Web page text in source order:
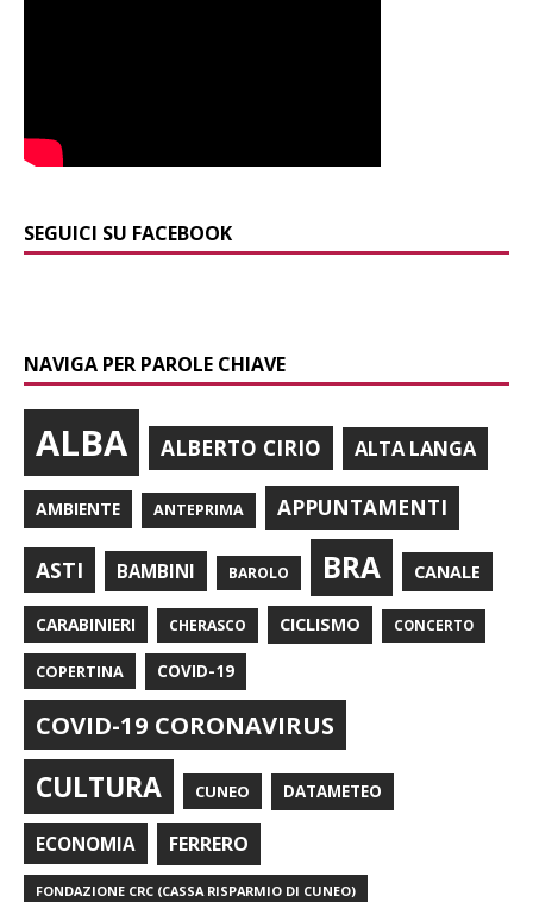
SEGUICI SU FACEBOOK
NAVIGA PER PAROLE CHIAVE
ALBA ALBERTO CIRIO ALTA LANGA
AMBIENTE ANTEPRIMA APPUNTAMENTI
ASTI BAMBINI BAROLO BRA CANALE
CARABINIERI CHERASCO CICLISMO CONCERTO
COPERTINA COVID-19
COVID-19 CORONAVIRUS
CULTURA CUNEO DATAMETEO
ECONOMIA FERRERO
FONDAZIONE CRC (CASSA RISPARMIO DI CUNEO)